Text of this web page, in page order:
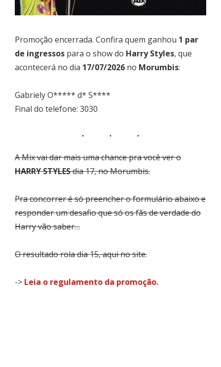
Promoção encerrada. Confira quem ganhou 1 par
de ingressos para o show do Harry Styles, que
acontecerá no dia 17/07/2026 no Morumbis:
Gabriely O***** d* S****
Final do telefone: 3030
A Mix vai dar mais uma chance pra você ver o
HARRY STYLESdia 17, no Morumbis.
Pra concorrer é só preencher o formulário abaixo e
responder um desafio que só os fãs de verdade do
Harry vão saber…
O resultado rola dia 15, aqui no site.
-> Leia o regulamento da promoção.